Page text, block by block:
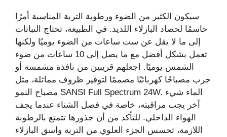
سيكون الكثير من الضوء ورطوبة التربة المناسبة أمرًا
حاسمًا لحصاد البازلاء اللذيذ. في الطبيعة، تحتاج النباتات
إلى ما لا يقل عن ست ساعات من الضوء يوميًا ولكنها
تعمل بشكل أفضل مع ما يصل إلى 10 ساعات من ضوء
الشمس يوميًا. اجعلهم قريبين من نافذة مشمسة أو
جرب مصباحًا كهربائيًا مصممًا لتوفير ظروف مماثلة، مثل
مصباح النمو SANSI Full Spectrum 24W. الماء شيء
آخر يجب مراقبته، خاصة في فصل الشتاء عندما يجف
الهواء الداخلي. للتأكد من أن جذورها تتمتع بالرطوبة
اللازمة، تحسس الجزء العلوي من التربة واسق البازلاء